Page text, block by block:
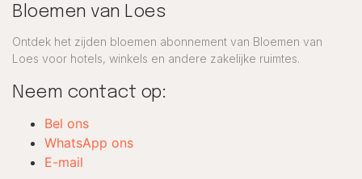
Bloemen van Loes
Ontdek het zijden bloemen abonnement van Bloemen van
Loes voor hotels, winkels en andere zakelijke ruimtes.
Neem contact op:
Bel ons
WhatsApp ons
E-mail